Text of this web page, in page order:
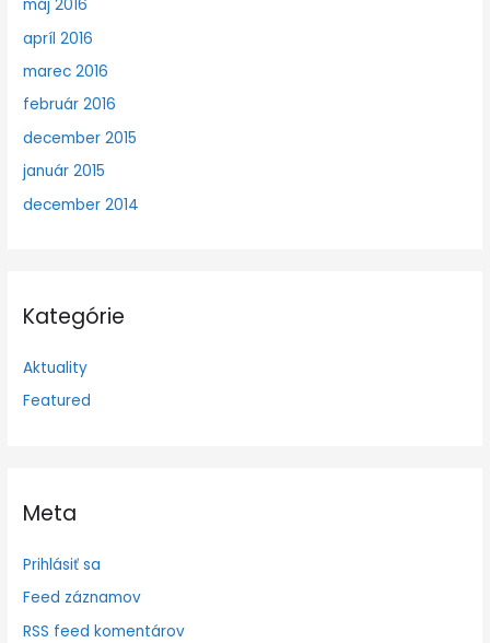
máj 2016
apríl 2016
marec 2016
február 2016
december 2015
január 2015
december 2014
Kategórie
Aktuality
Featured
Meta
Prihlásiť sa
Feed záznamov
RSS feed komentárov